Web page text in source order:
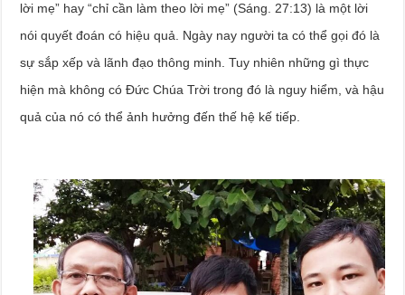
lời mẹ” hay “chỉ cần làm theo lời mẹ” (Sáng. 27:13) là một lời
nói quyết đoán có hiệu quả. Ngày nay người ta có thể gọi đó là
sự sắp xếp và lãnh đạo thông minh. Tuy nhiên những gì thực
hiện mà không có Đức Chúa Trời trong đó là nguy hiểm, và hậu
quả của nó có thể ảnh hưởng đến thế hệ kế tiếp.